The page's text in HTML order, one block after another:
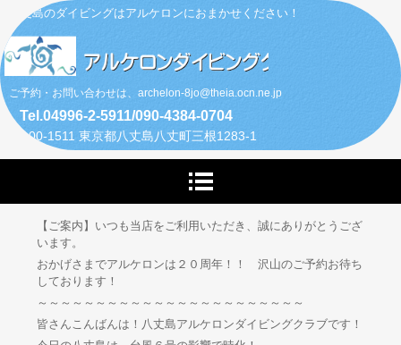
八丈島のダイビングはアルケロンにおまかせください！
ご予約・お問い合わせは、archelon-8jo@theia.ocn.ne.jp
Tel.04996-2-5911/090-4384-0704
〒100-1511 東京都八丈島八丈町三根1283-1
【ご案内】いつも当店をご利用いただき、誠にありがとうござ
います。
おかげさまでアルケロンは２０周年！！ 沢山のご予約お待ち
しております！
～～～～～～～～～～～～～～～～～～～～～～～
皆さんこんばんは！八丈島アルケロンダイビングクラブです！